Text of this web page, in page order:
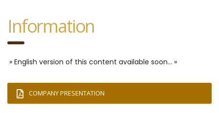
Information
» English version of this content available soon… »
COMPANY PRESENTATION